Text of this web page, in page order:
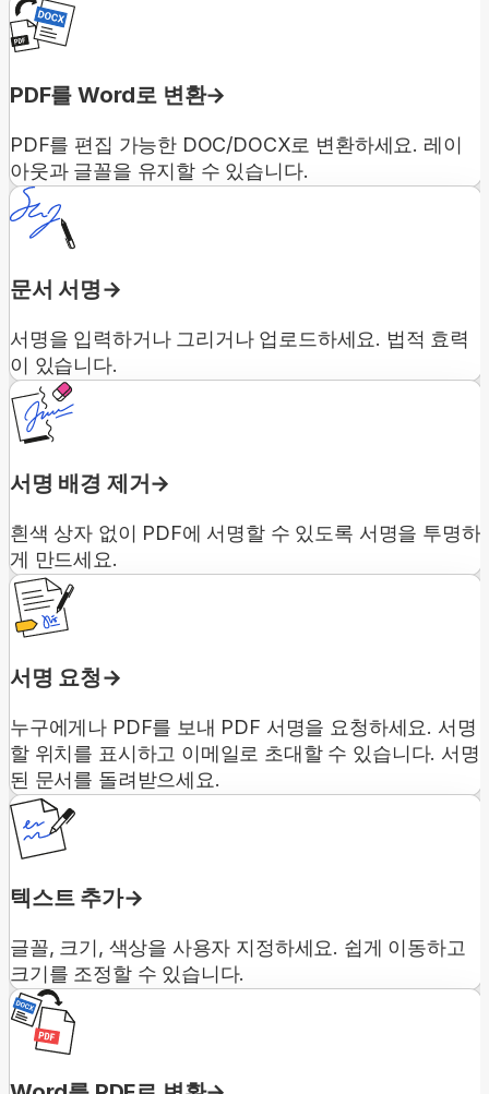
PDF를 Word로 변환
PDF를 편집 가능한 DOC/DOCX로 변환하세요. 레이
아웃과 글꼴을 유지할 수 있습니다.
문서 서명
서명을 입력하거나 그리거나 업로드하세요. 법적 효력
이 있습니다.
서명 배경 제거
흰색 상자 없이 PDF에 서명할 수 있도록 서명을 투명하
게 만드세요.
서명 요청
누구에게나 PDF를 보내 PDF 서명을 요청하세요. 서명
할 위치를 표시하고 이메일로 초대할 수 있습니다. 서명
된 문서를 돌려받으세요.
텍스트 추가
글꼴, 크기, 색상을 사용자 지정하세요. 쉽게 이동하고
크기를 조정할 수 있습니다.